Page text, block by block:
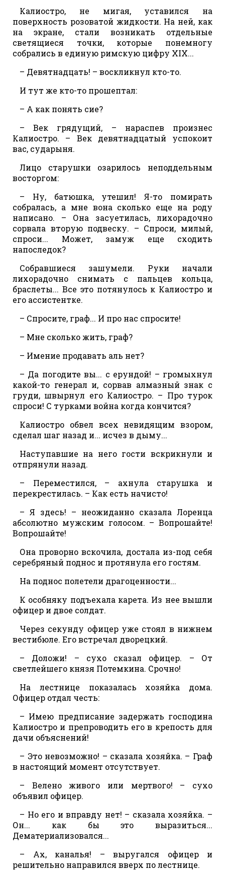
Калиостро, не мигая, уставился на
поверхность розоватой жидкости. На ней, как
на экране, стали возникать отдельные
светящиеся точки, которые понемногу
собрались в единую римскую цифру XIX...
– Девятнадцать! – воскликнул кто-то.
И тут же кто-то прошептал:
– А как понять сие?
– Век грядущий, – нараспев произнес
Калиостро. – Век девятнадцатый успокоит
вас, сударыня.
Лицо старушки озарилось неподдельным
восторгом:
– Ну, батюшка, утешил! Я-то помирать
собралась, а мне вона сколько еще на роду
написано. – Она засуетилась, лихорадочно
сорвала вторую подвеску. – Спроси, милый,
спроси... Может, замуж еще сходить
напоследок?
Собравшиеся зашумели. Руки начали
лихорадочно снимать с пальцев кольца,
браслеты... Все это потянулось к Калиостро и
его ассистентке.
– Спросите, граф... И про нас спросите!
– Мне сколько жить, граф?
– Имение продавать аль нет?
– Да погодите вы... с ерундой! – громыхнул
какой-то генерал и, сорвав алмазный знак с
груди, швырнул его Калиостро. – Про турок
спроси! С турками война когда кончится?
Калиостро обвел всех невидящим взором,
сделал шаг назад и... исчез в дыму...
Наступавшие на него гости вскрикнули и
отпрянули назад.
– Переместился, – ахнула старушка и
перекрестилась. – Как есть начисто!
– Я здесь! – неожиданно сказала Лоренца
абсолютно мужским голосом. – Вопрошайте!
Вопрошайте!
Она проворно вскочила, достала из-под себя
серебряный поднос и протянула его гостям.
На поднос полетели драгоценности...
К особняку подъехала карета. Из нее вышли
офицер и двое солдат.
Через секунду офицер уже стоял в нижнем
вестибюле. Его встречал дворецкий.
– Доложи! – сухо сказал офицер. – От
светлейшего князя Потемкина. Срочно!
На лестнице показалась хозяйка дома.
Офицер отдал честь:
– Имею предписание задержать господина
Калиостро и препроводить его в крепость для
дачи объяснений!
– Это невозможно! – сказала хозяйка. – Граф
в настоящий момент отсутствует.
– Велено живого или мертвого! – сухо
объявил офицер.
– Но его и вправду нет! – сказала хозяйка. –
Он... как бы это выразиться...
Дематериализовался...
– Ах, каналья! – выругался офицер и
решительно направился вверх по лестнице.